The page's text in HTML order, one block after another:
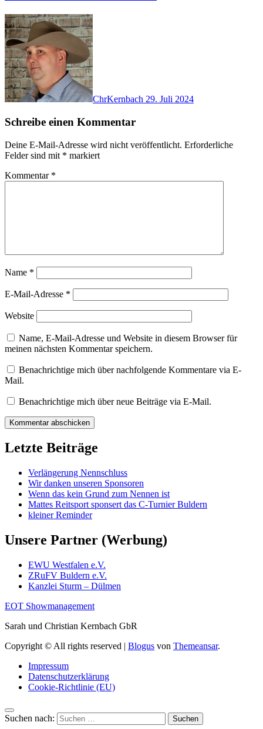
ChrKernbach 29. Juli 2024
Schreibe einen Kommentar
Deine E-Mail-Adresse wird nicht veröffentlicht. Erforderliche
Felder sind mit * markiert
Kommentar *
Name *
E-Mail-Adresse *
Website
Name, E-Mail-Adresse und Website in diesem Browser für
meinen nächsten Kommentar speichern.
Benachrichtige mich über nachfolgende Kommentare via E-
Mail.
Benachrichtige mich über neue Beiträge via E-Mail.
Letzte Beiträge
Verlängerung Nennschluss
Wir danken unseren Sponsoren
Wenn das kein Grund zum Nennen ist
Mattes Reitsport sponsert das C-Turnier Buldern
kleiner Reminder
Unsere Partner (Werbung)
EWU Westfalen e.V.
ZRuFV Buldern e.V.
Kanzlei Sturm – Dülmen
EOT Showmanagement
Sarah und Christian Kernbach GbR
Copyright © All rights reserved | Blogus von Themeansar.
Impressum
Datenschutzerklärung
Cookie-Richtlinie (EU)
Suchen nach: